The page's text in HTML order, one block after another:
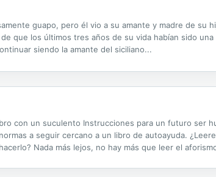
guapo, pero él vio a su amante y madre de su
que los últimos tres años de su vida habían sido
siendo la amante del siciliano...
con un suculento Instrucciones para un futuro ser
a seguir cercano a un libro de autoayuda.
Nada más lejos, no hay más que leer el